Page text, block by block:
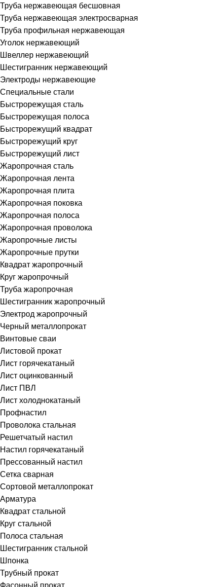
Труба нержавеющая бесшовная
Труба нержавеющая электросварная
Труба профильная нержавеющая
Уголок нержавеющий
Швеллер нержавеющий
Шестигранник нержавеющий
Электроды нержавеющие
Специальные стали
Быстрорежущая сталь
Быстрорежущая полоса
Быстрорежущий квадрат
Быстрорежущий круг
Быстрорежущий лист
Жаропрочная сталь
Жаропрочная лента
Жаропрочная плита
Жаропрочная поковка
Жаропрочная полоса
Жаропрочная проволока
Жаропрочные листы
Жаропрочные прутки
Квадрат жаропрочный
Круг жаропрочный
Труба жаропрочная
Шестигранник жаропрочный
Электрод жаропрочный
Черный металлопрокат
Винтовые сваи
Листовой прокат
Лист горячекатаный
Лист оцинкованный
Лист ПВЛ
Лист холоднокатаный
Профнастил
Проволока стальная
Решетчатый настил
Настил горячекатаный
Прессованный настил
Сетка сварная
Сортовой металлопрокат
Арматура
Квадрат стальной
Круг стальной
Полоса стальная
Шестигранник стальной
Шпонка
Трубный прокат
Фасонный прокат